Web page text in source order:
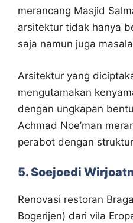
merancang Masjid
arsitektur tidak hanya
saja namun juga
Arsitektur yang
mengutamakan
dengan ungkapan
Achmad Noe’man
perabot dengan
5. Soejoedi
Renovasi restoran
Bogerijen) dari vila